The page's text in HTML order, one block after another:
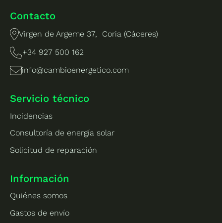
Contacto
Virgen de Argeme 37, Coria (Cáceres)
+34 927 500 162
info@cambioenergetico.com
Servicio técnico
Incidencias
Consultoría de energía solar
Solicitud de reparación
Información
Quiénes somos
Gastos de envío